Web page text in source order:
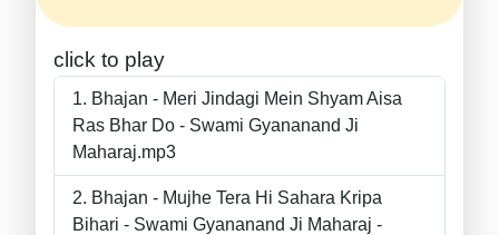
click to play
Bhajan - Meri Jindagi Mein Shyam Aisa
Ras Bhar Do - Swami Gyananand Ji
Maharaj.mp3
Bhajan - Mujhe Tera Hi Sahara Kripa
Bihari - Swami Gyananand Ji Maharaj -